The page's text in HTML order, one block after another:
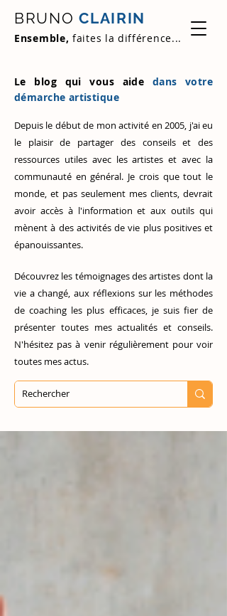
BRUNO CLAIRIN
Ensemble, faites la différence...
Le blog qui vous aide dans votre
démarche artistique
Depuis le début de mon activité en 2005, j'ai eu
le plaisir de partager des conseils et des
ressources utiles avec les artistes et avec la
communauté en général. Je crois que tout le
monde, et pas seulement mes clients, devrait
avoir accès à l'information et aux outils qui
mènent à des activités de vie plus positives et
épanouissantes.
Découvrez les témoignages des artistes dont la
vie a changé, aux réflexions sur les méthodes
de coaching les plus efficaces, je suis fier de
présenter toutes mes actualités et conseils.
N'hésitez pas à venir régulièrement pour voir
toutes mes actus.